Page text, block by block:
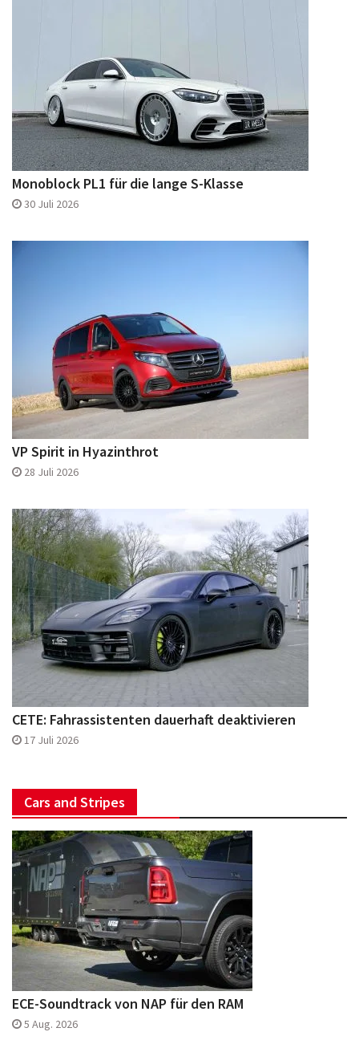
Monoblock PL1 für die lange S-Klasse
30 Juli 2026
VP Spirit in Hyazinthrot
28 Juli 2026
CETE: Fahrassistenten dauerhaft deaktivieren
17 Juli 2026
Cars and Stripes
ECE-Soundtrack von NAP für den RAM
5 Aug. 2026